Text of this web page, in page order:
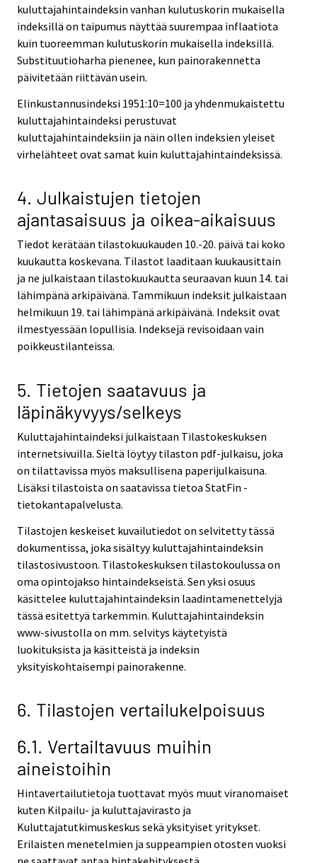
kuluttajahintaindeksin vanhan kulutuskorin mukaisella
indeksillä on taipumus näyttää suurempaa inflaatiota
kuin tuoreemman kulutuskorin mukaisella indeksillä.
Substituutioharha pienenee, kun painorakennetta
päivitetään riittävän usein.
Elinkustannusindeksi 1951:10=100 ja yhdenmukaistettu
kuluttajahintaindeksi perustuvat
kuluttajahintaindeksiin ja näin ollen indeksien yleiset
virhelähteet ovat samat kuin kuluttajahintaindeksissä.
4. Julkaistujen tietojen
ajantasaisuus ja oikea-aikaisuus
Tiedot kerätään tilastokuukauden 10.-20. päivä tai koko
kuukautta koskevana. Tilastot laaditaan kuukausittain
ja ne julkaistaan tilastokuukautta seuraavan kuun 14. tai
lähimpänä arkipäivänä. Tammikuun indeksit julkaistaan
helmikuun 19. tai lähimpänä arkipäivänä. Indeksit ovat
ilmestyessään lopullisia. Indeksejä revisoidaan vain
poikkeustilanteissa.
5. Tietojen saatavuus ja
läpinäkyvyys/selkeys
Kuluttajahintaindeksi julkaistaan Tilastokeskuksen
internetsivuilla. Sieltä löytyy tilaston pdf-julkaisu, joka
on tilattavissa myös maksullisena paperijulkaisuna.
Lisäksi tilastoista on saatavissa tietoa StatFin -
tietokantapalvelusta.
Tilastojen keskeiset kuvailutiedot on selvitetty tässä
dokumentissa, joka sisältyy kuluttajahintaindeksin
tilastosivustoon. Tilastokeskuksen tilastokoulussa on
oma opintojakso hintaindekseistä. Sen yksi osuus
käsittelee kuluttajahintaindeksin laadintamenettelyjä
tässä esitettyä tarkemmin. Kuluttajahintaindeksin
www-sivustolla on mm. selvitys käytetyistä
luokituksista ja käsitteistä ja indeksin
yksityiskohtaisempi painorakenne.
6. Tilastojen vertailukelpoisuus
6.1. Vertailtavuus muihin
aineistoihin
Hintavertailutietoja tuottavat myös muut viranomaiset
kuten Kilpailu- ja kuluttajavirasto ja
Kuluttajatutkimuskeskus sekä yksityiset yritykset.
Erilaisten menetelmien ja suppeampien otosten vuoksi